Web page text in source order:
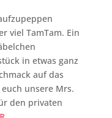
viel TamTam. Ein
in etwas ganz
auf das
unsere Mrs.
den privaten